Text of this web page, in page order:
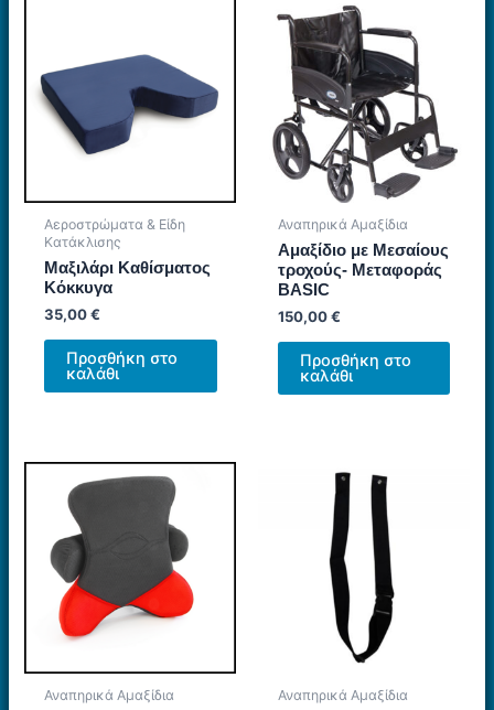
Αεροστρώματα & Είδη
Κατάκλισης
Μαξιλάρι Καθίσματος
Κόκκυγα
35,00€
Προσθήκη στο
καλάθι
Αναπηρικά Αμαξίδια
Αμαξίδιο με Μεσαίους
τροχούς- Μεταφοράς
BASIC
150,00€
Προσθήκη στο
καλάθι
Αναπηρικά Αμαξίδια Αναπηρικά Αμαξίδια